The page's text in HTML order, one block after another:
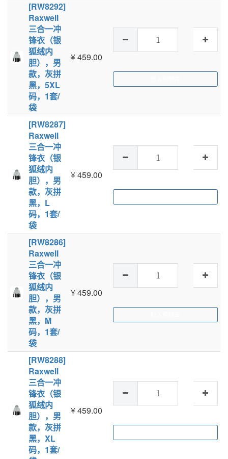
[RW8292]
Raxwell
三合一冲
锋衣（银
狐绒内
胆），男
款，灰拼
黑，5XL
码，1套/
袋
¥459.00
[RW8287]
Raxwell
三合一冲
锋衣（银
狐绒内
胆），男
款，灰拼
黑，L
码，1套/
袋
¥459.00
[RW8286]
Raxwell
三合一冲
锋衣（银
狐绒内
胆），男
款，灰拼
黑，M
码，1套/
袋
¥459.00
[RW8288]
Raxwell
三合一冲
锋衣（银
狐绒内
胆），男
款，灰拼
黑，XL
码，1套/
¥459.00